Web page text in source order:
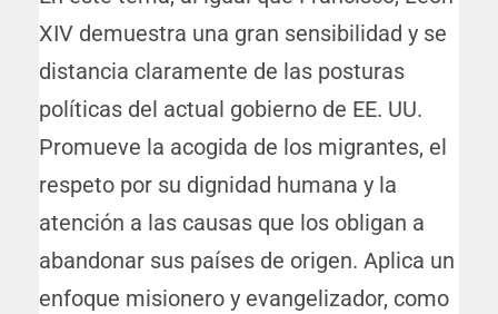
XIV demuestra una gran sensibilidad y se
distancia claramente de las posturas
políticas del actual gobierno de EE. UU.
Promueve la acogida de los migrantes, el
respeto por su dignidad humana y la
atención a las causas que los obligan a
abandonar sus países de origen. Aplica un
enfoque misionero y evangelizador, como